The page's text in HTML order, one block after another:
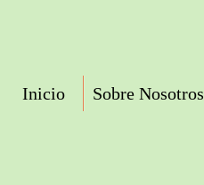
Inicio Sobre Nosotros